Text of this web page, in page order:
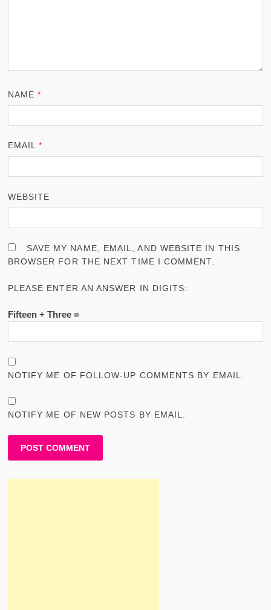
NAME*
EMAIL*
WEBSITE
SAVE MY NAME, EMAIL, AND WEBSITE IN THIS
BROWSER FOR THE NEXT TIME I COMMENT.
PLEASE ENTER AN ANSWER IN DIGITS:
Fifteen + Three =
NOTIFY ME OF FOLLOW-UP COMMENTS BY EMAIL.
NOTIFY ME OF NEW POSTS BY EMAIL.